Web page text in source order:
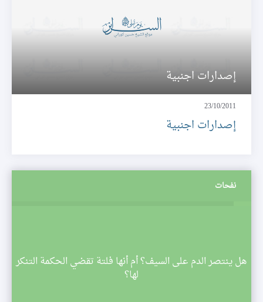
إصدارات اجنبية
23/10/2011
إصدارات اجنبية
نفحات
هل ينتصر الدم على السيف؟ أم أنها فلتة تقضي الحكمة التنكر
لها؟